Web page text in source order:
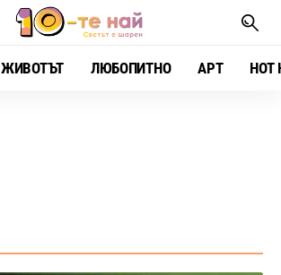
ЖИВОТЪТ ЛЮБОПИТНО АРТ HOT